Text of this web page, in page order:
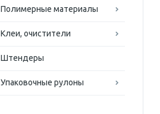
Полимерные материалы
Клеи, очистители
Штендеры
Упаковочные рулоны